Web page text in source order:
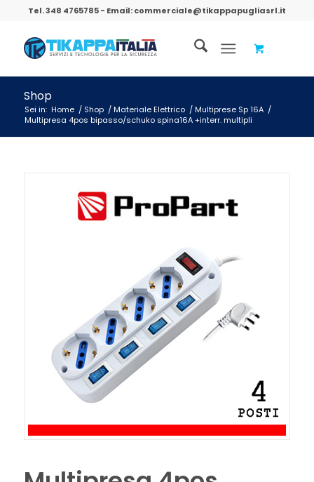
Tel.348 4765785- Email:commerciale@tikappapugliasrl.it
Shop
Sei in: Home / Shop / Materiale Elettrico / Multiprese Sp 16A /
Multipresa 4pos bipasso/schuko spina16A +interr. multipli